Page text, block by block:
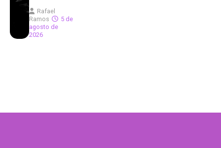
Rafael
Ramos
5 de
agosto de
2026